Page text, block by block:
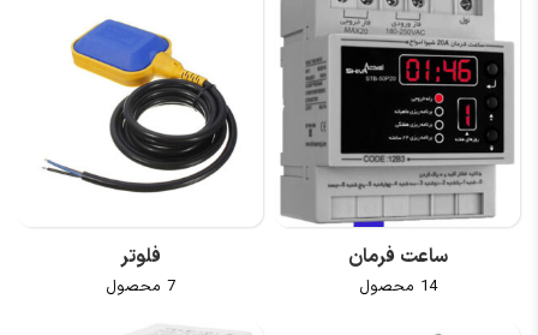
ساعت فرمان
14 محصول
فلوتر
7 محصول